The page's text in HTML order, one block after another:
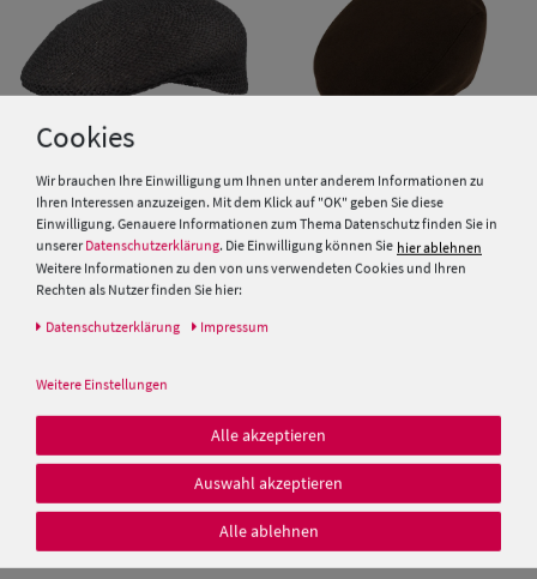
Schiebermütze aus Stroh von
Hut-Breiter
19,99 €
Fiebig Flatcap aus Wollmix mit
gestepptem Innenfutter
SALE
Cookies
Wir brauchen Ihre Einwilligung um Ihnen unter anderem Informationen zu
Ihren Interessen anzuzeigen. Mit dem Klick auf "OK" geben Sie diese
Einwilligung. Genauere Informationen zum Thema Datenschutz finden Sie in
unsererDatenschutzerklärung. Die Einwilligung können Sie hier ablehnen
Weitere Informationen zu den von uns verwendeten Cookies und Ihren
Rechten als Nutzer finden Sie hier:
Daten­schutz­erklärung Impressum
Weitere Einstellungen
Alle akzeptieren
Auswahl akzeptieren
Alle ablehnen